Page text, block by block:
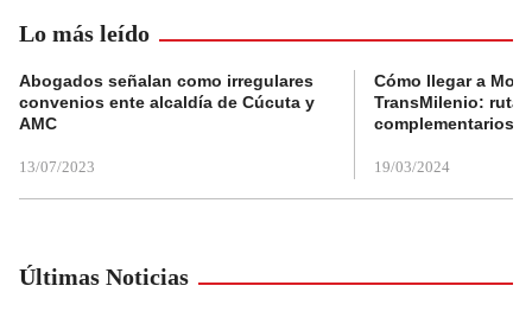
Lo más leído
Abogados señalan como irregulares
convenios ente alcaldía de Cúcuta y
AMC
13/07/2023
Cómo llegar a
TransMilenio:
complementarios
19/03/2024
Últimas Noticias